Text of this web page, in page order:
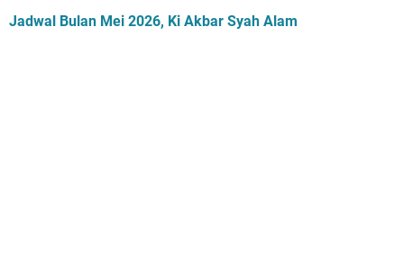
Jadwal Bulan Mei 2026, Ki Akbar Syah Alam